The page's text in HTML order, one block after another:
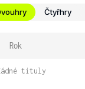
Čtyřhry
Rok
tituly